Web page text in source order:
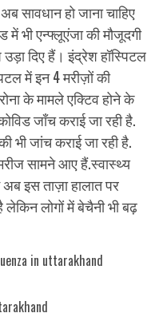
सावधान हो जाना चाहिए
भी एन्फ्लूएंजा की मौजूदगी
दिए हैं। इंद्रेश हॉस्पिटल
में इन 4 मरीज़ों की
के मामले एक्टिव होने के
जाँच कराई जा रही है.
भी जांच कराई जा रही है.
सामने आए हैं.स्वास्थ्य
इस ताज़ा हालात पर
लोगों में बेचैनी भी बढ़
in uttarakhand